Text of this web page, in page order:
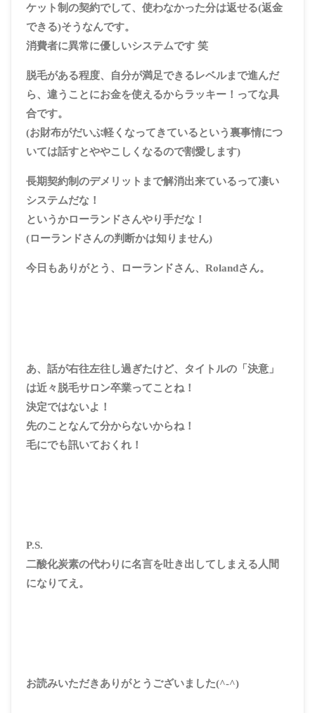
ケット制の契約でして、使わなかった分は返せる(返金
できる)そうなんです。
消費者に異常に優しいシステムです 笑
脱毛がある程度、自分が満足できるレベルまで進んだ
ら、違うことにお金を使えるからラッキー！ってな具
合です。
(お財布がだいぶ軽くなってきているという裏事情につ
いては話すとややこしくなるので割愛します)
長期契約制のデメリットまで解消出来ているって凄い
システムだな！
というかローランドさんやり手だな！
(ローランドさんの判断かは知りません)
今日もありがとう、ローランドさん、Rolandさん。
あ、話が右往左往し過ぎたけど、タイトルの「決意」
は近々脱毛サロン卒業ってことね！
決定ではないよ！
先のことなんて分からないからね！
毛にでも訊いておくれ！
P.S.
二酸化炭素の代わりに名言を吐き出してしまえる人間
になりてえ。
お読みいただきありがとうございました(^-^)